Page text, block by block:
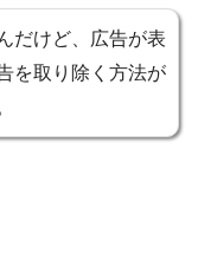
だけど、広告が表
を取り除く方法が